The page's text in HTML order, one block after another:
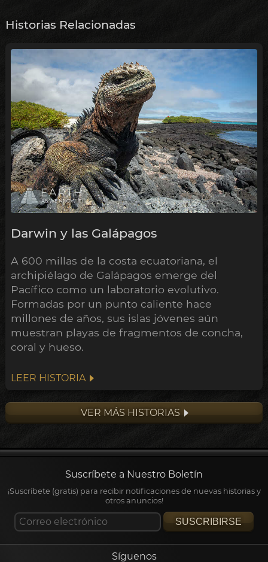
Historias Relacionadas
Darwin y las Galápagos
A 600 millas de la costa ecuatoriana, el
archipiélago de Galápagos emerge del
Pacífico como un laboratorio evolutivo.
Formadas por un punto caliente hace
millones de años, sus islas jóvenes aún
muestran playas de fragmentos de concha,
coral y hueso.
LEER HISTORIA
VER MÁS HISTORIAS
Suscríbete a Nuestro Boletín
¡Suscríbete (gratis) para recibir notificaciones de nuevas historias y
otros anuncios!
SUSCRIBIRSE
Síguenos